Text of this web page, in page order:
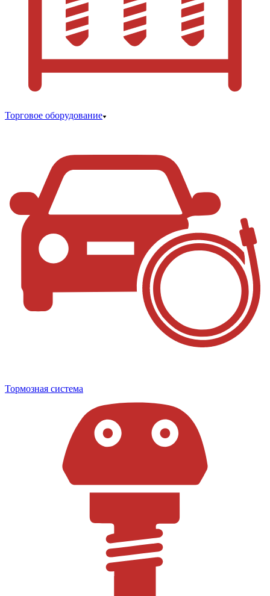
Торговое оборудование
Тормозная система